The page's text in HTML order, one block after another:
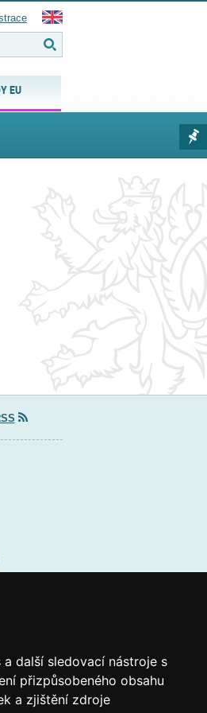
další sledovací nástroje s
přizpůsobeného obsahu
a zjištění zdroje
EU